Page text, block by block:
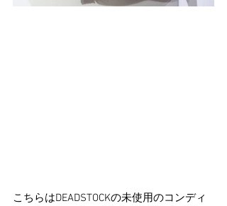
こちらはDEADSTOCKの未使用のコンディ